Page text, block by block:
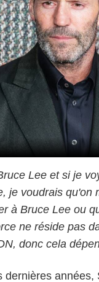
Lee et si je
je voudrais qu'on
à Bruce Lee ou
ne réside pas
donc cela
dernières